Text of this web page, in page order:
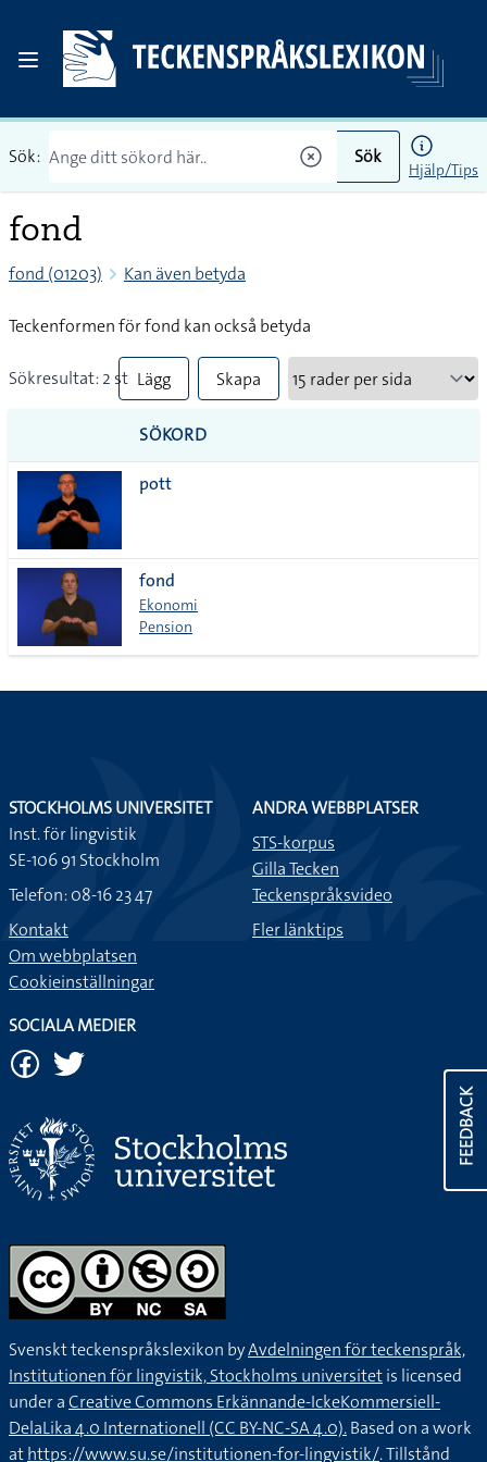
Sök: Sök
Hjälp/Tips
fond
fond (01203) Kan även betyda
Teckenformen för fond kan också betyda
Sökresultat: 2 st Lägg
till
alla i
Skapa
SÖKORD
pott
fond
Ekonomi
Pension
FEEDBACK
STOCKHOLMS UNIVERSITET
Inst. för lingvistik
SE-106 91 Stockholm
Telefon: 08-16 23 47
Kontakt
Om webbplatsen
Cookieinställningar
ANDRA WEBBPLATSER
STS-korpus
Gilla Tecken
Teckenspråksvideo
Fler länktips
SOCIALA MEDIER
Svenskt teckenspråkslexikon byAvdelningen för teckenspråk,
Institutionen för lingvistik, Stockholms universitetis licensed
under aCreative Commons Erkännande-IckeKommersiell-
DelaLika 4.0 Internationell (CC BY-NC-SA 4.0).Based on a work
athttps://www.su.se/institutionen-for-lingvistik/. Tillstånd